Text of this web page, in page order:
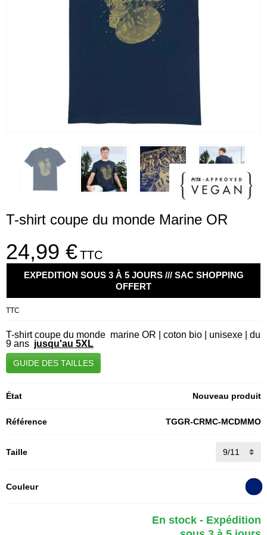
T-shirt coupe du monde Marine OR
24,99 €TTC
EXPEDITION SOUS 3 À 5 JOURS /// SAC SHOPPING
OFFERT
TTC
T-shirt coupe du monde marine OR | coton bio | unisexe | du
9 ans jusqu'au 5XL
GUIDE DES TAILLES
État Nouveau produit
Référence TGGR-CRMC-MCDMMO
Taille
Couleur
En stock - Expédition